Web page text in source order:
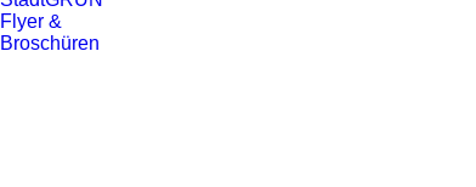
Flyer &
Broschüren